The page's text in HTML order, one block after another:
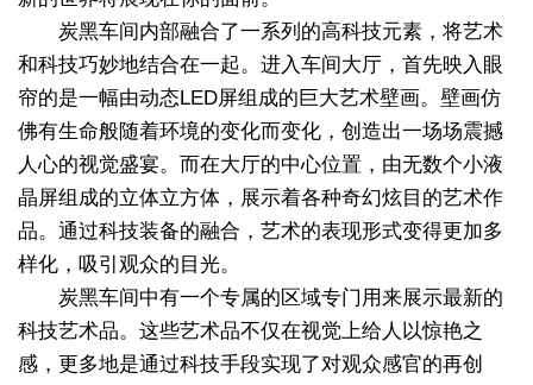
炭黑车间内部融合了一系列的高科技元素，将艺术
和科技巧妙地结合在一起。进入车间大厅，首先映入眼
帘的是一幅由动态LED屏组成的巨大艺术壁画。壁画仿
佛有生命般随着环境的变化而变化，创造出一场场震撼
人心的视觉盛宴。而在大厅的中心位置，由无数个小液
晶屏组成的立体立方体，展示着各种奇幻炫目的艺术作
品。通过科技装备的融合，艺术的表现形式变得更加多
样化，吸引观众的目光。
炭黑车间中有一个专属的区域专门用来展示最新的
科技艺术品。这些艺术品不仅在视觉上给人以惊艳之
感，更多地是通过科技手段实现了对观众感官的再创